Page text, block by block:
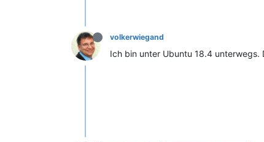
volkerwiegand
Ich bin unter Ubuntu 18.4